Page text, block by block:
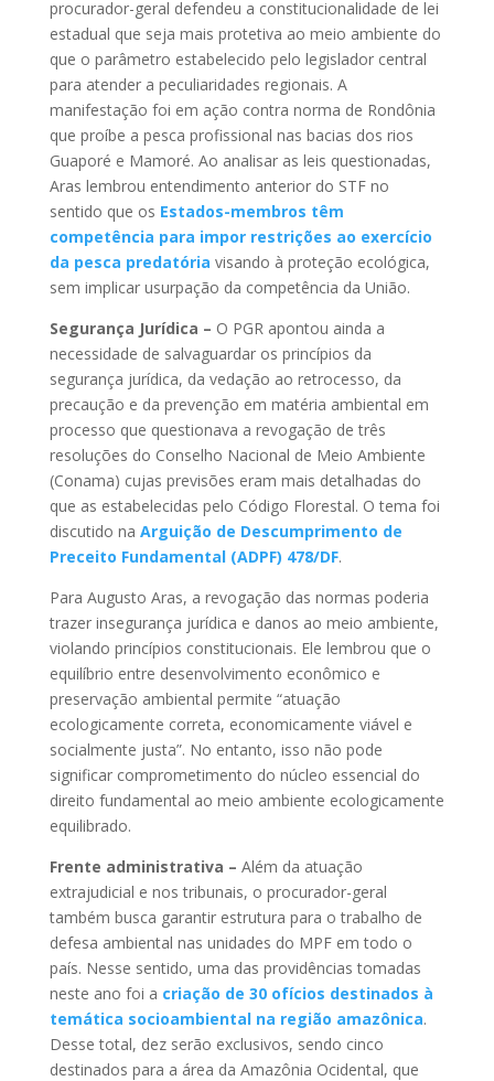
procurador-geral defendeu a constitucionalidade de lei
estadual que seja mais protetiva ao meio ambiente do
que o parâmetro estabelecido pelo legislador central
para atender a peculiaridades regionais. A
manifestação foi em ação contra norma de Rondônia
que proíbe a pesca profissional nas bacias dos rios
Guaporé e Mamoré. Ao analisar as leis questionadas,
Aras lembrou entendimento anterior do STF no
sentido que os Estados-membros têm
competência para impor restrições ao exercício
da pesca predatória visando à proteção ecológica,
sem implicar usurpação da competência da União.
Segurança Jurídica – O PGR apontou ainda a
necessidade de salvaguardar os princípios da
segurança jurídica, da vedação ao retrocesso, da
precaução e da prevenção em matéria ambiental em
processo que questionava a revogação de três
resoluções do Conselho Nacional de Meio Ambiente
(Conama) cujas previsões eram mais detalhadas do
que as estabelecidas pelo Código Florestal. O tema foi
discutido na Arguição de Descumprimento de
Preceito Fundamental (ADPF) 478/DF.
Para Augusto Aras, a revogação das normas poderia
trazer insegurança jurídica e danos ao meio ambiente,
violando princípios constitucionais. Ele lembrou que o
equilíbrio entre desenvolvimento econômico e
preservação ambiental permite “atuação
ecologicamente correta, economicamente viável e
socialmente justa”. No entanto, isso não pode
significar comprometimento do núcleo essencial do
direito fundamental ao meio ambiente ecologicamente
equilibrado.
Frente administrativa – Além da atuação
extrajudicial e nos tribunais, o procurador-geral
também busca garantir estrutura para o trabalho de
defesa ambiental nas unidades do MPF em todo o
país. Nesse sentido, uma das providências tomadas
neste ano foi a criação de 30 ofícios destinados à
temática socioambiental na região amazônica.
Desse total, dez serão exclusivos, sendo cinco
destinados para a área da Amazônia Ocidental, que